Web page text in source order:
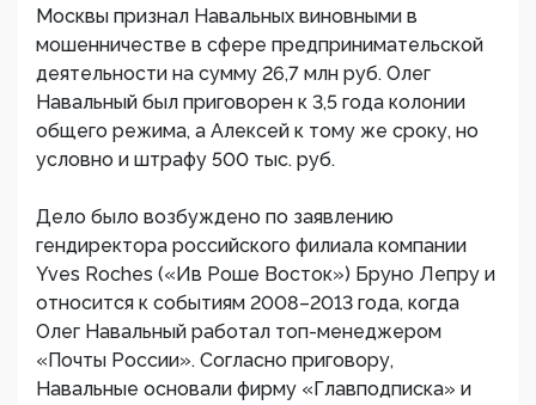
Москвы признал Навальных виновными в
мошенничестве в сфере предпринимательской
деятельности на сумму 26,7 млн руб. Олег
Навальный был приговорен к 3,5 года колонии
общего режима, а Алексей к тому же сроку, но
условно и штрафу 500 тыс. руб.​
Дело было возбуждено по заявлению
гендиректора российского филиала компании
Yves Roches («Ив Роше Восток») Бруно Лепру и
относится к событиям 2008–2013 года, когда
Олег Навальный работал топ-менеджером
«Почты России». ​Согласно приговору,
Навальные основали фирму «Главподписка» и